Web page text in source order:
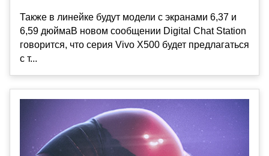
Также в линейке будут модели с экранами 6,37 и
6,59 дюймаВ новом сообщении Digital Chat Station
говорится, что серия Vivo X500 будет предлагаться
с т...